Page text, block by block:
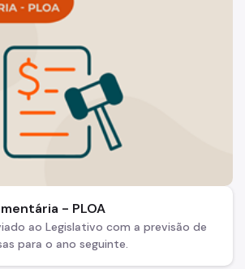
- PLOA
ao Legislativo com a previsão de
para o ano seguinte.